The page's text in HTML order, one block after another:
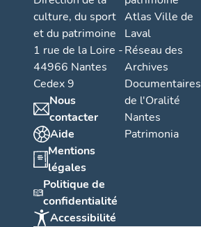
culture, du sport
et du patrimoine
1 rue de la Loire -
44966 Nantes
Cedex 9
Nous
contacter
Aide
Mentions
légales
Politique de
confidentialité
Accessibilité
Atlas Ville de
Laval
Réseau des
Archives
Documentaires
de l'Oralité
Nantes
Patrimonia